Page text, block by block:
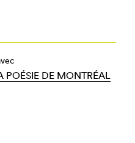
POÉSIE DE MONTRÉAL